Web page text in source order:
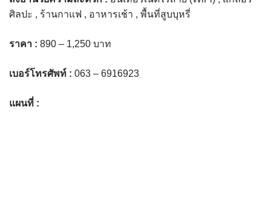
ศิลปะ , ร้านกาแฟ , อาหารเช้า , พื้นที่สูบบุหรี่
ราคา : 890 – 1,250 บาท
เบอร์โทรศัพท์ : 063 – 6916923
แผนที่ :